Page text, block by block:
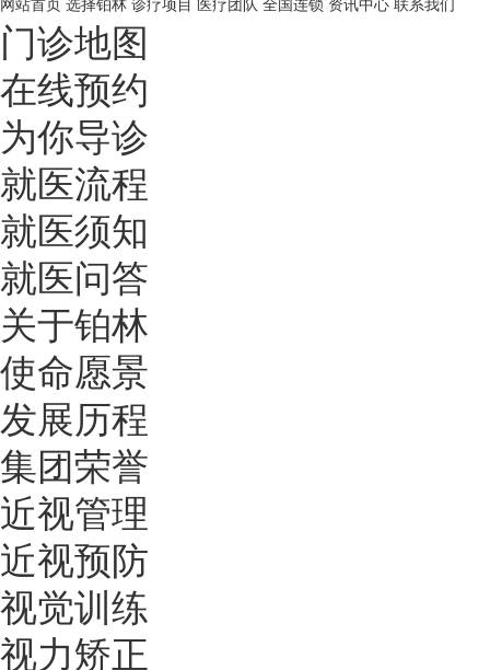
门诊地图
在线预约
为你导诊
就医流程
就医须知
就医问答
关于铂林
使命愿景
发展历程
集团荣誉
近视管理
近视预防
视觉训练
视力矫正